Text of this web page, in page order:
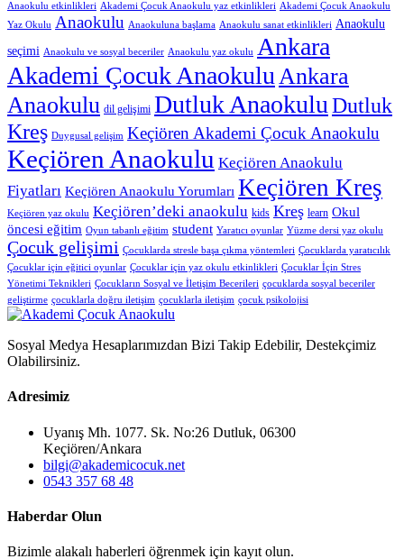
Anaokulu etkinlikleri Akademi Çocuk Anaokulu yaz etkinlikleri Akademi Çocuk Anaokulu
Yaz Okulu Anaokulu Anaokuluna başlama Anaokulu sanat etkinlikleri Anaokulu
seçimi Anaokulu ve sosyal beceriler Anaokulu yaz okulu
Ankara
Akademi Çocuk Anaokulu Ankara
Anaokulu dil gelişimi Dutluk Anaokulu Dutluk
Kreş Duygusal gelişim Keçiören Akademi Çocuk Anaokulu
Keçiören Anaokulu Keçiören Anaokulu
Fiyatları Keçiören Anaokulu Yorumları Keçiören Kreş
Keçiören yaz okulu Keçiören’deki anaokulu kids Kreş learn Okul
öncesi eğitim Oyun tabanlı eğitim student Yaratıcı oyunlar Yüzme dersi yaz okulu
Çocuk gelişimi Çocuklarda stresle başa çıkma yöntemleri Çocuklarda yaratıcılık
Çocuklar için eğitici oyunlar Çocuklar için yaz okulu etkinlikleri Çocuklar İçin Stres
Yönetimi Teknikleri Çocukların Sosyal ve İletişim Becerileri çocuklarda sosyal beceriler
geliştirme çocuklarla doğru iletişim çocuklarla iletişim çocuk psikolojisi
Sosyal Medya Hesaplarımızdan Bizi Takip Edebilir, Destekçimiz
Olabilirsiniz.
Adresimiz
Uyanış Mh. 1077. Sk. No:26 Dutluk, 06300
Keçiören/Ankara
bilgi@akademicocuk.net
0543 357 68 48
Haberdar Olun
Bizimle alakalı haberleri öğrenmek için kayıt olun.